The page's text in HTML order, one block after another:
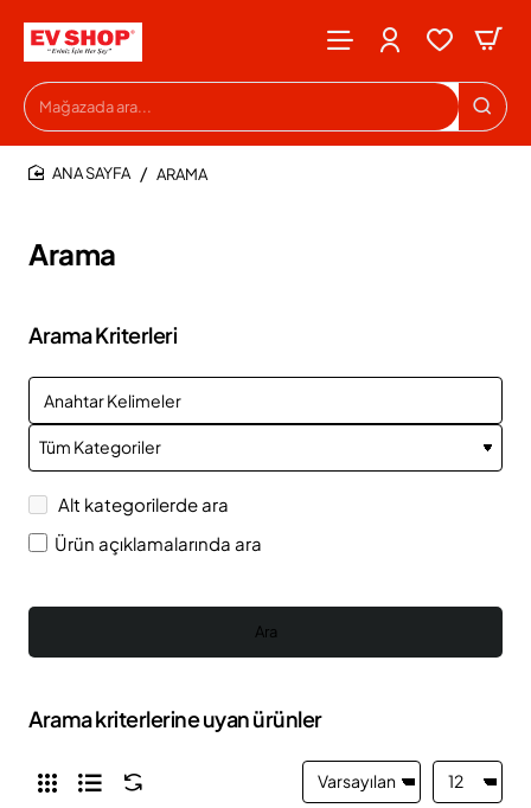
Mağazada
ara...
Arama
ARAMA
Arama Kriterleri
Alt kategorilerde ara
Ürün açıklamalarında ara
Ara
Arama kriterlerine uyan ürünler